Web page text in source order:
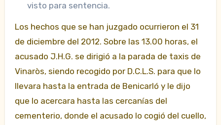
visto para sentencia.
Los hechos que se han juzgado ocurrieron el 31
de diciembre del 2012. Sobre las 13.00 horas, el
acusado J.H.G. se dirigió a la parada de taxis de
Vinaròs, siendo recogido por D.C.L.S. para que lo
llevara hasta la entrada de Benicarló y le dijo
que lo acercara hasta las cercanías del
cementerio, donde el acusado lo cogió del cuello,